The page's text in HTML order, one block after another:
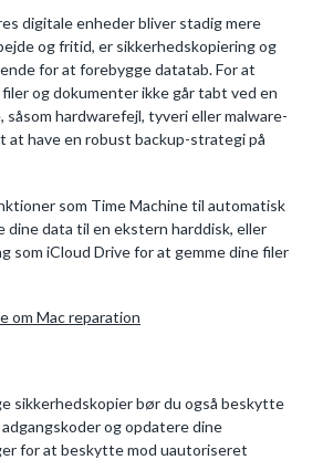
digitale enheder bliver stadig mere
og fritid, er sikkerhedskopiering og
for at forebygge datatab. For at
og dokumenter ikke går tabt ved en
hardwarefejl, tyveri eller malware-
at have en robust backup-strategi på
som Time Machine til automatisk
dine data til en ekstern harddisk, eller
som iCloud Drive for at gemme dine filer
om Mac reparation
sikkerhedskopier bør du også beskytte
og opdatere dine
for at beskytte mod uautoriseret